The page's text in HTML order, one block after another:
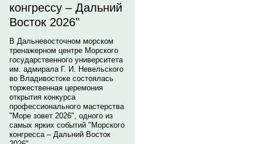
конгрессу – Дальний
Восток 2026"
В Дальневосточном морском
тренажерном центре Морского
государственного университета
им. адмирала Г. И. Невельского
во Владивостоке состоялась
торжественная церемония
открытия конкурса
профессионального мастерства
"Море зовет 2026", одного из
самых ярких событий "Морского
конгресса – Дальний Восток